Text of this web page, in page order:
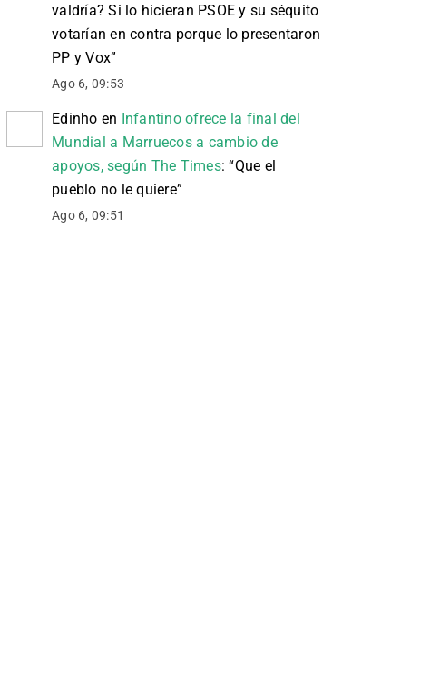
valdría? Si lo hicieran PSOE y su séquito
votarían en contra porque lo presentaron
PP y Vox”
Ago 6, 09:53
Edinho en Infantino ofrece la final del
Mundial a Marruecos a cambio de
apoyos, según The Times: “Que el
pueblo no le quiere”
Ago 6, 09:51